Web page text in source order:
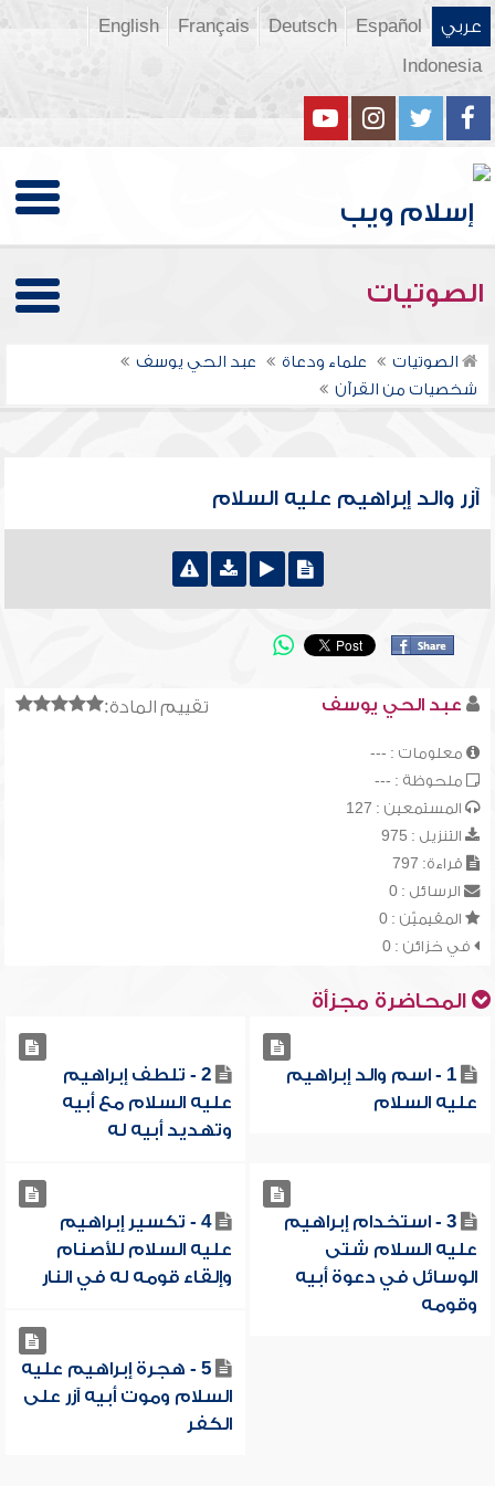
عربي Español
Deutsch
Français
English
Indonesia
الصوتيات
الصوتيات علماء ودعاة
عبد الحي يوسف
شخصيات من القرآن
آزر والد إبراهيم عليه السلام
تقييم المادة: عبد الحي يوسف
معلومات : ---
ملحوظة : ---
المستمعين : 127
التنزيل : 975
قراءة: 797
الرسائل : 0
المقيميّن : 0
في خزائن : 0
المحاضرة مجزأة
1 - اسم والد إبراهيم
عليه السلام
2 - تلطف إبراهيم
عليه السلام مع أبيه
وتهديد أبيه له
3 - استخدام إبراهيم
عليه السلام شتى
الوسائل في دعوة أبيه
وقومه
4 - تكسير إبراهيم
عليه السلام للأصنام
وإلقاء قومه له في النار
5 - هجرة إبراهيم عليه
السلام وموت أبيه آزر على
الكفر